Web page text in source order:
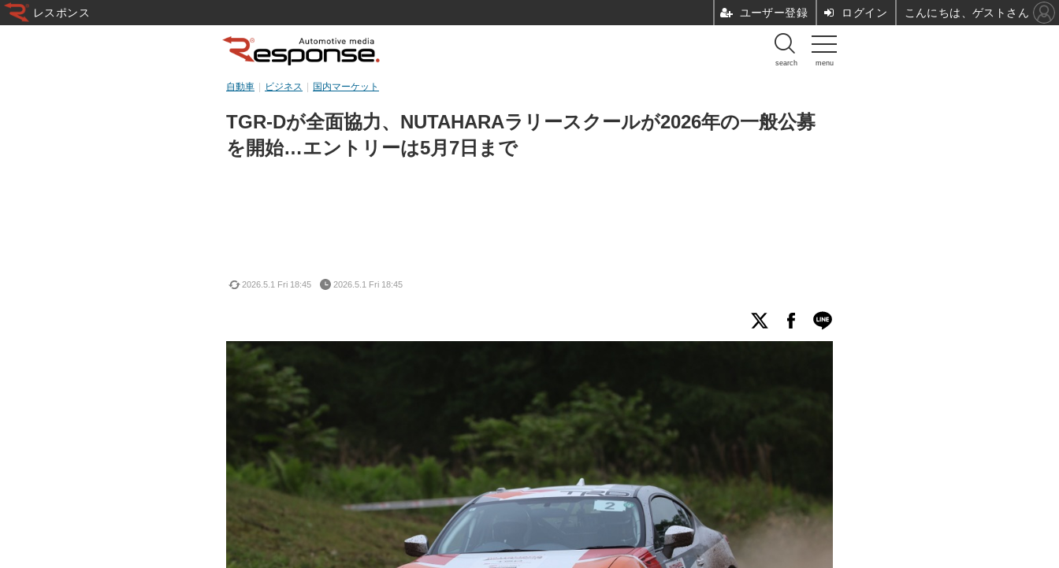
menu
search
TGR-Dが全面協力、NUTAHARAラリースクールが2026年の一般公募
を開始…エントリーは5月7日まで
自動車 ビジネス 国内マーケット
2026.5.1 Fri 18:45 2026.5.1 Fri 18:45
レスポンス ユーザー登録 ログイン こんにちは、ゲストさん